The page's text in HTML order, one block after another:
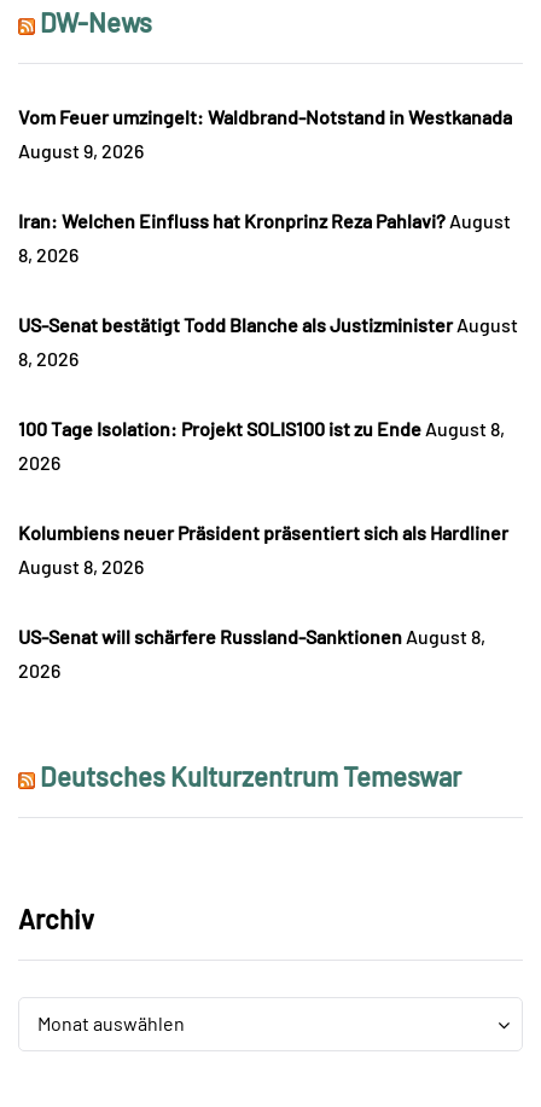
DW-News
Vom Feuer umzingelt: Waldbrand-Notstand in Westkanada
August 9, 2026
Iran: Welchen Einfluss hat Kronprinz Reza Pahlavi? August
8, 2026
US-Senat bestätigt Todd Blanche als Justizminister August
8, 2026
100 Tage Isolation: Projekt SOLIS100 ist zu Ende August 8,
2026
Kolumbiens neuer Präsident präsentiert sich als Hardliner
August 8, 2026
US-Senat will schärfere Russland-Sanktionen August 8,
2026
Deutsches Kulturzentrum Temeswar
Archiv
Archiv
Monat auswählen
Archiv